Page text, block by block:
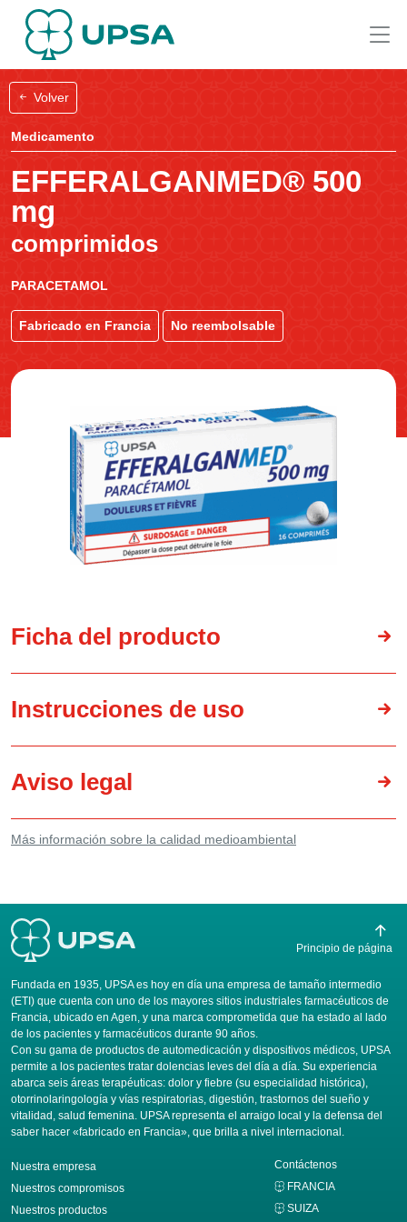
Volver
Medicamento
EFFERALGANMED® 500
mg
comprimidos
PARACETAMOL
Fabricado en Francia No reembolsable
Ficha del producto
Instrucciones de uso
Aviso legal
Más información sobre la calidad medioambiental
Fundada en 1935, UPSA es hoy en día una empresa de tamaño intermedio
(ETI) que cuenta con uno de los mayores sitios industriales farmacéuticos de
Francia, ubicado en Agen, y una marca comprometida que ha estado al lado
de los pacientes y farmacéuticos durante 90 años.
Con su gama de productos de automedicación y dispositivos médicos, UPSA
permite a los pacientes tratar dolencias leves del día a día. Su experiencia
abarca seis áreas terapéuticas: dolor y fiebre (su especialidad histórica),
otorrinolaringología y vías respiratorias, digestión, trastornos del sueño y
vitalidad, salud femenina. UPSA representa el arraigo local y la defensa del
saber hacer «fabricado en Francia», que brilla a nivel internacional.
Nuestra empresa
Nuestros compromisos
Nuestros productos
Contáctenos
FRANCIA
SUIZA
Principio de página